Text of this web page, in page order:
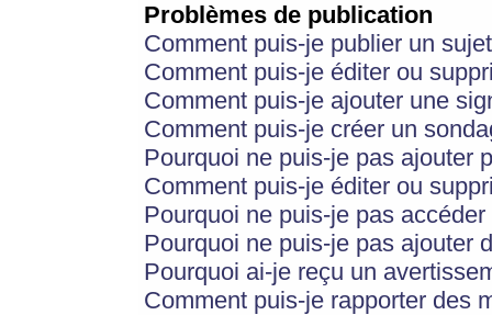
Problèmes de publication
Comment puis-je publier un
Comment puis-je éditer ou
Comment puis-je ajouter une
Comment puis-je créer un
Pourquoi ne puis-je pas ajouter
Comment puis-je éditer ou
Pourquoi ne puis-je pas
Pourquoi ne puis-je pas ajouter
Pourquoi ai-je reçu un
Comment puis-je rapporter des